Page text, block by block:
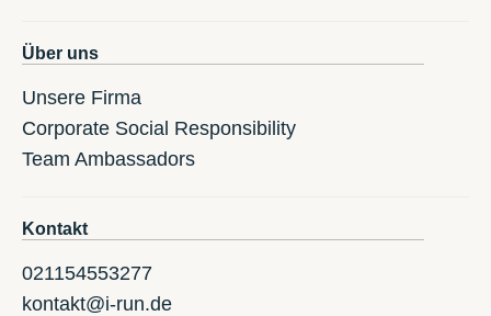
Über uns
Unsere Firma
Corporate Social Responsibility
Team Ambassadors
Kontakt
021154553277
kontakt@i-run.de